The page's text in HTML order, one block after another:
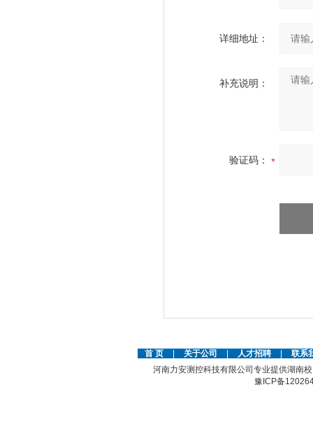
详细地址：
补充说明：
验证码：
首 页 关于公司 人才招聘
联系
河南力安测控科技有限公司专业提供湖南
豫ICP备